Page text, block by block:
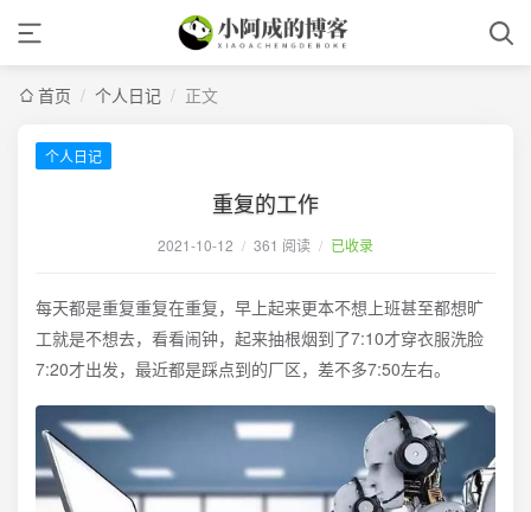
首页 / 个人日记 / 正文
个人日记
重复的工作
2021-10-12 / 361 阅读 / 已收录
每天都是重复重复在重复，早上起来更本不想上班甚至都想旷
工就是不想去，看看闹钟，起来抽根烟到了7:10才穿衣服洗脸
7:20才出发，最近都是踩点到的厂区，差不多7:50左右。